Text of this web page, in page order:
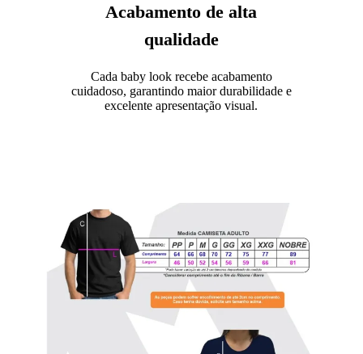
Acabamento de alta
qualidade
Cada baby look recebe acabamento
cuidadoso, garantindo maior durabilidade e
excelente apresentação visual.